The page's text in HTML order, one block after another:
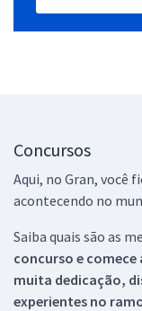
Concursos
Aqui, no Gran, você
acontecendo no
Saiba quais são as
concurso e comece
muita dedicação,
experientes no